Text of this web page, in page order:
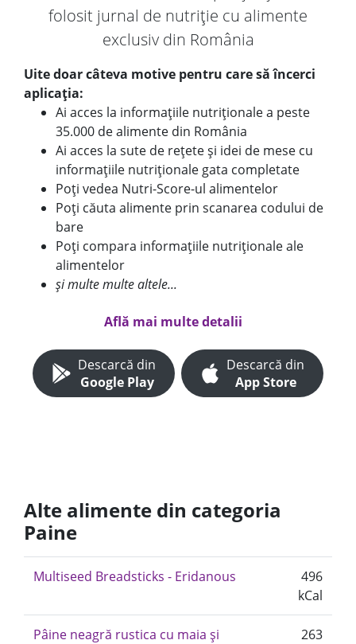
folosit jurnal de nutriție cu alimente
exclusiv din România
Uite doar câteva motive pentru care să încerci
aplicația:
Ai acces la informațiile nutriționale a peste
35.000 de alimente din România
Ai acces la sute de rețete și idei de mese cu
informațiile nutriționale gata completate
Poți vedea Nutri-Score-ul alimentelor
Poți căuta alimente prin scanarea codului de
bare
Poți compara informațiile nutriționale ale
alimentelor
și multe multe altele...
Află mai multe detalii
Descarcă din
Google Play
Descarcă din
App Store
Alte alimente din categoria
Paine
Multiseed Breadsticks - Eridanous
496
kCal
Pâine neagră rustica cu maia și
263